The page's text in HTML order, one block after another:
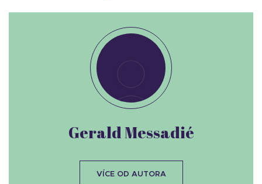
Gerald Messadié
VÍCE OD AUTORA